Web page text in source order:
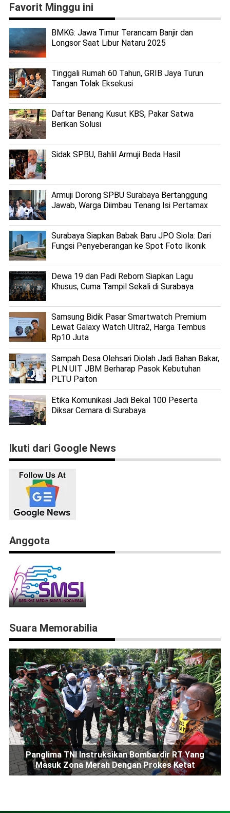
Favorit Minggu ini
BMKG: Jawa Timur Terancam Banjir dan
Longsor Saat Libur Nataru 2025
Tinggali Rumah 60 Tahun, GRIB Jaya Turun
Tangan Tolak Eksekusi
Daftar Benang Kusut KBS, Pakar Satwa
Berikan Solusi
Sidak SPBU, Bahlil Armuji Beda Hasil
Armuji Dorong SPBU Surabaya Bertanggung
Jawab, Warga Diimbau Tenang Isi Pertamax
Surabaya Siapkan Babak Baru JPO Siola: Dari
Fungsi Penyeberangan ke Spot Foto Ikonik
Dewa 19 dan Padi Reborn Siapkan Lagu
Khusus, Cuma Tampil Sekali di Surabaya
Samsung Bidik Pasar Smartwatch Premium
Lewat Galaxy Watch Ultra2, Harga Tembus
Rp10 Juta
Sampah Desa Olehsari Diolah Jadi Bahan Bakar,
PLN UIT JBM Berharap Pasok Kebutuhan
PLTU Paiton
Etika Komunikasi Jadi Bekal 100 Peserta
Diksar Cemara di Surabaya
Ikuti dari Google News
Anggota
Suara Memorabilia
Panglima TNI Instruksikan Bombardir RT Yang
Masuk Zona Merah Dengan Prokes Ketat